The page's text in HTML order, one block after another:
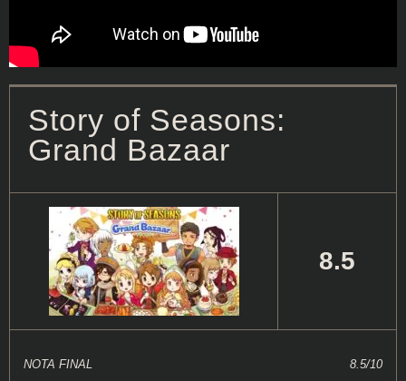
Story of Seasons:
Grand Bazaar
8.5
NOTA FINAL 8.5/10